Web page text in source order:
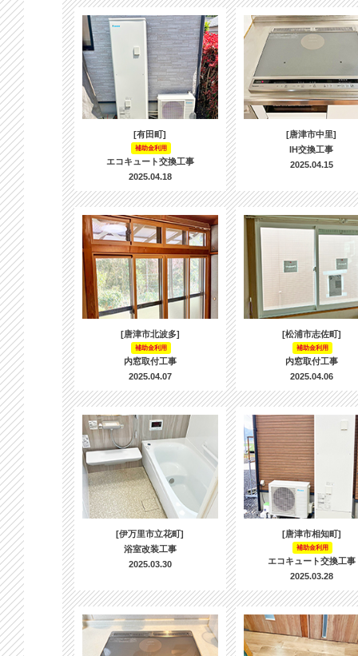
[有田町]
補助金利用
エコキュート交換工事
2025.04.18
[唐津市中里]
IH交換工事
2025.04.15
[唐津市北波多]
補助金利用
内窓取付工事
2025.04.07
[松浦市志佐町]
補助金利用
内窓取付工事
2025.04.06
[伊万里市立花町]
浴室改装工事
2025.03.30
[唐津市相知町]
補助金利用
エコキュート交換工事
2025.03.28